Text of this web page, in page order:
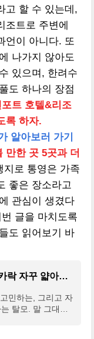
고 할 수 있는데,
트로 주변에
언이 아니다. 또
나가지 않아도
있으며, 한려수
도 하나의 장점
트 호텔&리조
록 하자.
알아보러 가기
만한 곳 5곳과 더
지로 통영은 가족
좋은 장소라고
관심이 생겼다
글을 마치도록
도 읽어보기 바
생각보다 간단한 머리카락 자꾸 얇아지는 이유(+굵어지는 방법)
민하는, 그리고 자
탈모. 말 그대로